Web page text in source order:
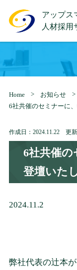
アップス
人材採用
Home
お知らせ
6社共催のセミナーに
作成日：2024.11.22 更
6社共催の
登壇いた
2024.11.2
弊社代表の辻本